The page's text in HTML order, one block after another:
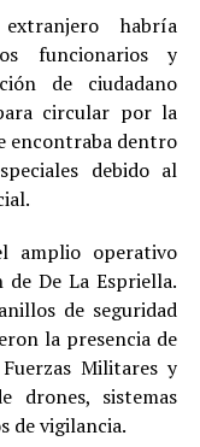
habría
funcionarios y
de ciudadano
circular por la
encontraba dentro
debido al
amplio operativo
de De La Espriella.
de seguridad
la presencia de
Militares y
drones, sistemas
de vigilancia.